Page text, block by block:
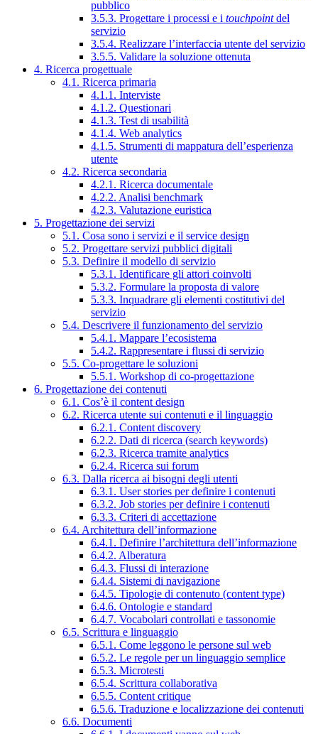
pubblico
3.5.3. Progettare i processi e i touchpointdel
servizio
3.5.4. Realizzare l’interfaccia utente del servizio
3.5.5. Validare la soluzione ottenuta
4. Ricerca progettuale
4.1. Ricerca primaria
4.1.1. Interviste
4.1.2. Questionari
4.1.3. Test di usabilità
4.1.4. Web analytics
4.1.5. Strumenti di mappatura dell’esperienza
utente
4.2. Ricerca secondaria
4.2.1. Ricerca documentale
4.2.2. Analisi benchmark
4.2.3. Valutazione euristica
5. Progettazione dei servizi
5.1. Cosa sono i servizi e il service design
5.2. Progettare servizi pubblici digitali
5.3. Definire il modello di servizio
5.3.1. Identificare gli attori coinvolti
5.3.2. Formulare la proposta di valore
5.3.3. Inquadrare gli elementi costitutivi del
servizio
5.4. Descrivere il funzionamento del servizio
5.4.1. Mappare l’ecosistema
5.4.2. Rappresentare i flussi di servizio
5.5. Co-progettare le soluzioni
5.5.1. Workshop di co-progettazione
6. Progettazione dei contenuti
6.1. Cos’è il content design
6.2. Ricerca utente sui contenuti e il linguaggio
6.2.1. Content discovery
6.2.2. Dati di ricerca (search keywords)
6.2.3. Ricerca tramite analytics
6.2.4. Ricerca sui forum
6.3. Dalla ricerca ai bisogni degli utenti
6.3.1. User stories per definire i contenuti
6.3.2. Job stories per definire i contenuti
6.3.3. Criteri di accettazione
6.4. Architettura dell’informazione
6.4.1. Definire l’architettura dell’informazione
6.4.2. Alberatura
6.4.3. Flussi di interazione
6.4.4. Sistemi di navigazione
6.4.5. Tipologie di contenuto (content type)
6.4.6. Ontologie e standard
6.4.7. Vocabolari controllati e tassonomie
6.5. Scrittura e linguaggio
6.5.1. Come leggono le persone sul web
6.5.2. Le regole per un linguaggio semplice
6.5.3. Microtesti
6.5.4. Scrittura collaborativa
6.5.5. Content critique
6.5.6. Traduzione e localizzazione dei contenuti
6.6. Documenti